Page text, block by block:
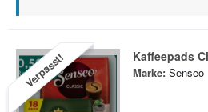
Verpasst! Kaffeepads
Marke: Senseo